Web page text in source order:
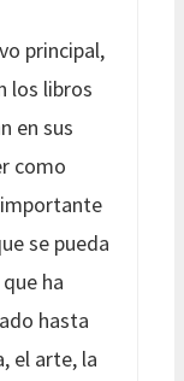
principal,
los libros
en sus
como
se pueda
ha
hasta
el arte, la